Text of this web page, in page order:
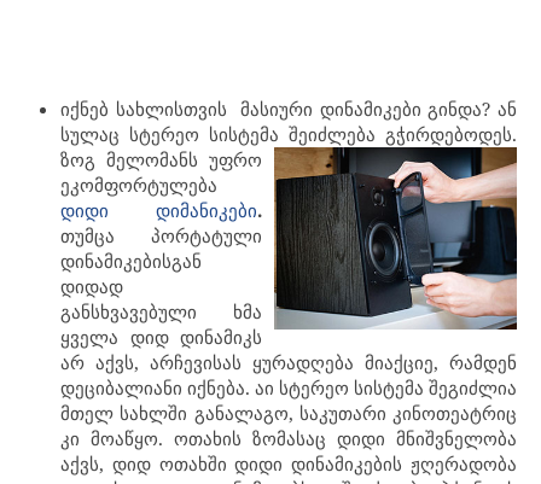
იქნებ სახლისთვის მასიური დინამიკები გინდა? ან
სულაც სტერეო სისტემა შეიძლება გჭირდებოდეს.
ზოგ მელომანს უფრო
ეკომფორტულება
დიდი დიმანიკები.
თუმცა პორტატული
დინამიკებისგან
დიდად
განსხვავებული ხმა
ყველა დიდ დინამიკს
არ აქვს, არჩევისას ყურადღება მიაქციე, რამდენ
დეციბალიანი იქნება. აი სტერეო სისტემა შეგიძლია
მთელ სახლში განალაგო, საკუთარი კინოთეატრიც
კი მოაწყო. ოთახის ზომასაც დიდი მნიშვნელობა
აქვს, დიდ ოთახში დიდი დინამიკების ჟღერადობა